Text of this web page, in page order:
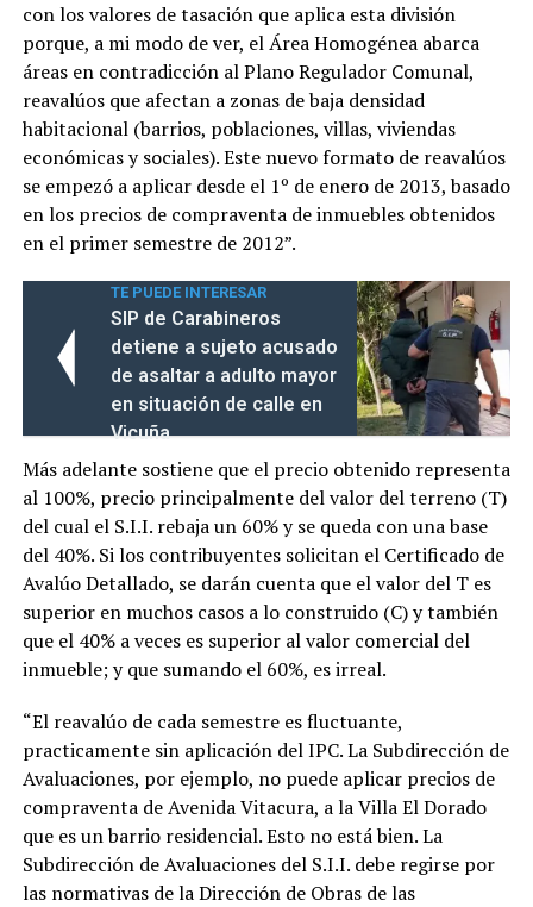
con los valores de tasación que aplica esta división
porque, a mi modo de ver, el Área Homogénea abarca
áreas en contradicción al Plano Regulador Comunal,
reavalúos que afectan a zonas de baja densidad
habitacional (barrios, poblaciones, villas, viviendas
económicas y sociales). Este nuevo formato de reavalúos
se empezó a aplicar desde el 1º de enero de 2013, basado
en los precios de compraventa de inmuebles obtenidos
en el primer semestre de 2012”.
TE PUEDE INTERESAR
SIP de Carabineros
detiene a sujeto acusado
de asaltar a adulto mayor
en situación de calle en
Vicuña
Más adelante sostiene que el precio obtenido representa
al 100%, precio principalmente del valor del terreno (T)
del cual el S.I.I. rebaja un 60% y se queda con una base
del 40%. Si los contribuyentes solicitan el Certificado de
Avalúo Detallado, se darán cuenta que el valor del T es
superior en muchos casos a lo construido (C) y también
que el 40% a veces es superior al valor comercial del
inmueble; y que sumando el 60%, es irreal.
“El reavalúo de cada semestre es fluctuante,
practicamente sin aplicación del IPC. La Subdirección de
Avaluaciones, por ejemplo, no puede aplicar precios de
compraventa de Avenida Vitacura, a la Villa El Dorado
que es un barrio residencial. Esto no está bien. La
Subdirección de Avaluaciones del S.I.I. debe regirse por
las normativas de la Dirección de Obras de las